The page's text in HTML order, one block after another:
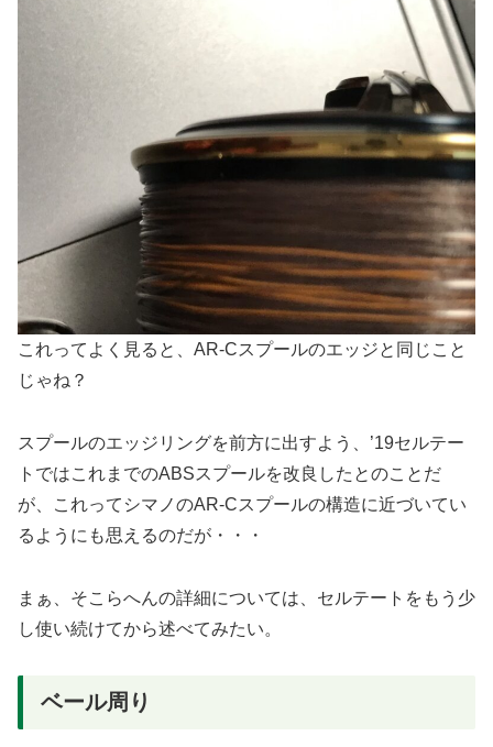
これってよく見ると、AR-Cスプールのエッジと同じこと
じゃね？
スプールのエッジリングを前方に出すよう、’19セルテー
トではこれまでのABSスプールを改良したとのことだ
が、これってシマノのAR-Cスプールの構造に近づいてい
るようにも思えるのだが・・・
まぁ、そこらへんの詳細については、セルテートをもう少
し使い続けてから述べてみたい。
ベール周り